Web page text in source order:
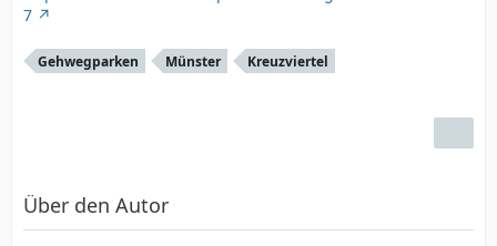
7
Gehwegparken Münster Kreuzviertel
Über den Autor